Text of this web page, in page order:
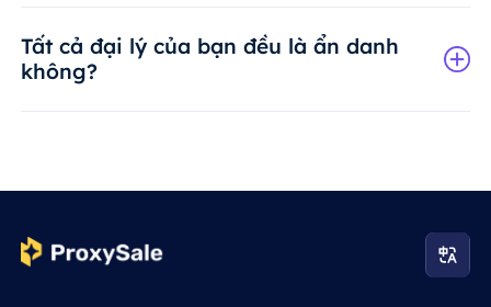
Tất cả đại lý của bạn đều là ẩn danh
không?